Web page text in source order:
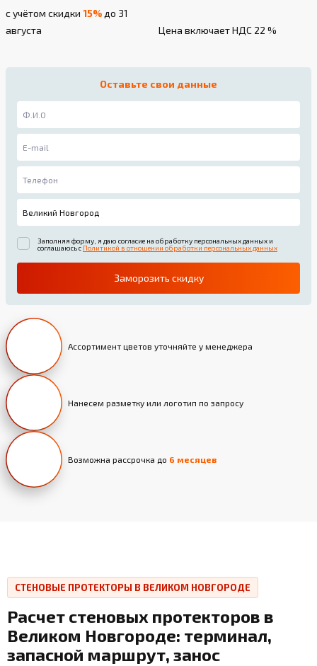
с учётом скидки 15%до 31
августа
Цена включает НДС 22 %
Оставьте свои данные
Заполняя форму, я даю согласие на обработку персональных данных и
соглашаюсь с Политикой в отношении обработки персональных данных
Заморозить скидку
Ассортимент цветов уточняйте у менеджера
Нанесем разметку или логотип по запросу
Возможна рассрочка до 6 месяцев
СТЕНОВЫЕ ПРОТЕКТОРЫ В ВЕЛИКОМ НОВГОРОДЕ
Расчет стеновых протекторов в
Великом Новгороде: терминал,
запасной маршрут, занос